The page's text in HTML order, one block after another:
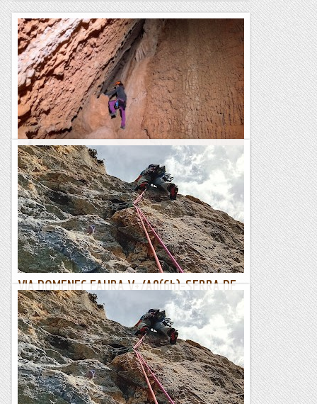
Escletxa del Moro o Cova de Sant Jeroni
L'Escletxa del Moro és un indret singular de Montserat. Es
tracta d'una cavitat dintre d'una gran fisura entre roques, al
peu de la Paret de l'Aeri. Tot i que...
Blog de muntanya
VIA DOMENEC FAURA V+/A0(6b)-SERRA DE
SANT JOAN.
Continuant buscant vietes que no apretin massa donat el
meu llastimós estat físic , Jesús em proposa aquesta. Sobre
el paper sembla que pot estar be i...
Lo gall